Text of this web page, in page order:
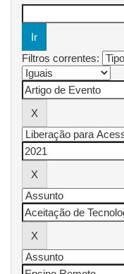
Filtros correntes: